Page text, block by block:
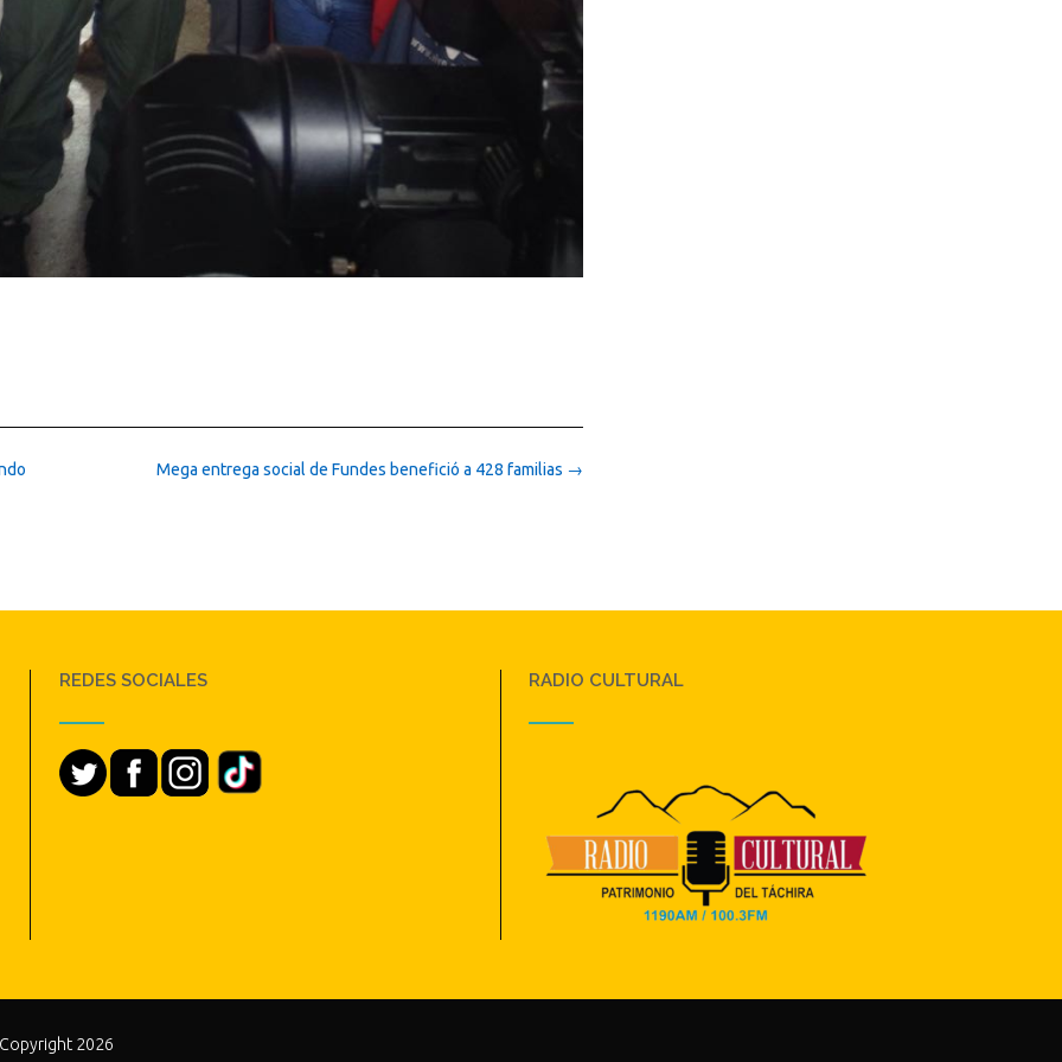
Mega entrega social de Fundes benefició a 428 familias →
REDES SOCIALES RADIO CULTURAL
2026